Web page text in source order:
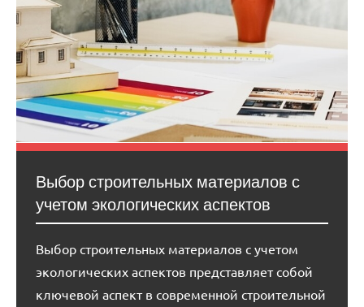
Выбор строительных материалов с
учетом экологических аспектов
Выбор строительных материалов с учетом
экологических аспектов представляет собой
ключевой аспект в современной строительной